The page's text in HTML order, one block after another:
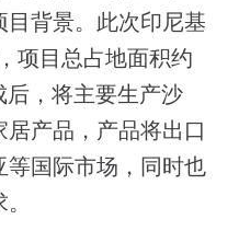
背景。此次印尼基
项目总占地面积约
，将主要生产沙
产品，产品将出口
等国际市场，同时也